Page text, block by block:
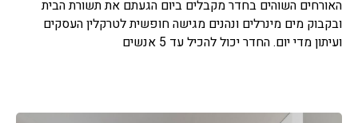
האורחים השוהים בחדר מקבלים ביום הגעתם את תשורת הבית
ובקבוק מים מינרלים ונהנים מגישה חופשית לטרקלין העסקים
ועיתון מדי יום. החדר יכול להכיל עד 5 אנשים